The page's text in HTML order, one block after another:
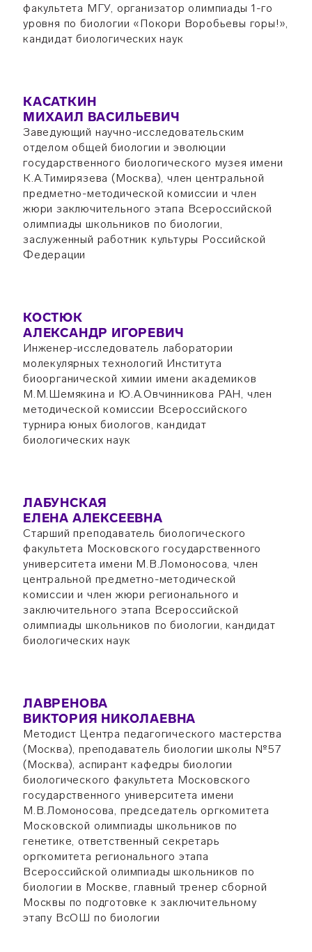
факультета МГУ, организатор олимпиады 1-го
уровня по биологии «Покори Воробьевы горы!»,
кандидат биологических наук
КАСАТКИН
МИХАИЛ ВАСИЛЬЕВИЧ
Заведующий научно-исследовательским
отделом общей биологии и эволюции
государственного биологического музея имени
К.А.Тимирязева (Москва), член центральной
предметно-методической комиссии и член
жюри заключительного этапа Всероссийской
олимпиады школьников по биологии,
заслуженный работник культуры Российской
Федерации
КОСТЮК
АЛЕКСАНДР ИГОРЕВИЧ
Инженер-исследователь лаборатории
молекулярных технологий Института
биоорганической химии имени академиков
М.М.Шемякина и Ю.А.Овчинникова РАН, член
методической комиссии Всероссийского
турнира юных биологов, кандидат
биологических наук
ЛАБУНСКАЯ
ЕЛЕНА АЛЕКСЕЕВНА
Старший преподаватель биологического
факультета Московского государственного
университета имени М.В.Ломоносова, член
центральной предметно-методической
комиссии и член жюри регионального и
заключительного этапа Всероссийской
олимпиады школьников по биологии, кандидат
биологических наук
ЛАВРЕНОВА
ВИКТОРИЯ НИКОЛАЕВНА
Методист Центра педагогического мастерства
(Москва), преподаватель биологии школы №57
(Москва), аспирант кафедры биологии
биологического факультета Московского
государственного университета имени
М.В.Ломоносова, председатель оргкомитета
Московской олимпиады школьников по
генетике, ответственный секретарь
оргкомитета регионального этапа
Всероссийской олимпиады школьников по
биологии в Москве, главный тренер сборной
Москвы по подготовке к заключительному
этапу ВсОШ по биологии